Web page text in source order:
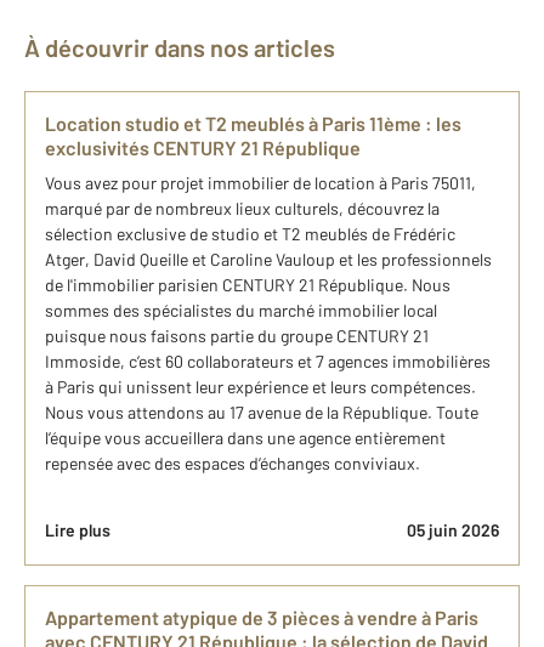
À découvrir dans nos articles
Location studio et T2 meublés à Paris 11ème : les
exclusivités CENTURY 21 République
Vous avez pour projet immobilier de location à Paris 75011,
marqué par de nombreux lieux culturels, découvrez la
sélection exclusive de studio et T2 meublés de Frédéric
Atger, David Queille et Caroline Vauloup et les professionnels
de l'immobilier parisien CENTURY 21 République. Nous
sommes des spécialistes du marché immobilier local
puisque nous faisons partie du groupe CENTURY 21
Immoside, c’est 60 collaborateurs et 7 agences immobilières
à Paris qui unissent leur expérience et leurs compétences.
Nous vous attendons au 17 avenue de la République. Toute
l’équipe vous accueillera dans une agence entièrement
repensée avec des espaces d’échanges conviviaux.
Lire plus 05 juin 2026
Appartement atypique de 3 pièces à​ vendre à Paris​
avec CENTURY 21 République : ​la sélection de David